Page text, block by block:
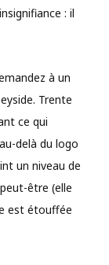
: il
à un
Trente
ce qui
delà du logo
un niveau de
être (elle
est étouffée